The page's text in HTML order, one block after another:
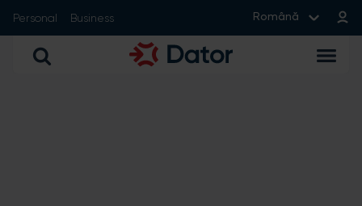
Personal Business Română